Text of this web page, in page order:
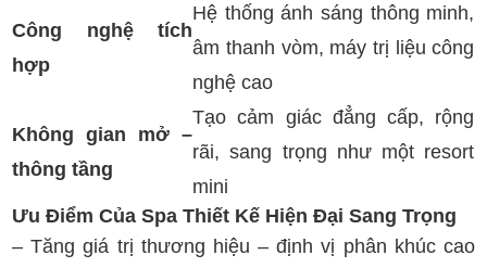
Công nghệ tích
hợp
Hệ thống ánh sáng thông minh,
âm thanh vòm, máy trị liệu công
nghệ cao
Không gian mở –
thông tầng
Tạo cảm giác đẳng cấp, rộng
rãi, sang trọng như một resort
mini
Ưu Điểm Của Spa Thiết Kế Hiện Đại Sang Trọng
– Tăng giá trị thương hiệu – định vị phân khúc cao